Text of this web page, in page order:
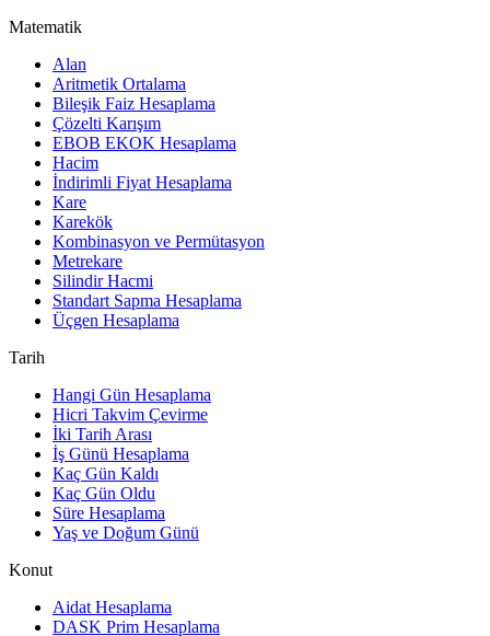
Matematik
Alan
Aritmetik Ortalama
Bileşik Faiz Hesaplama
Çözelti Karışım
EBOB EKOK Hesaplama
Hacim
İndirimli Fiyat Hesaplama
Kare
Karekök
Kombinasyon ve Permütasyon
Metrekare
Silindir Hacmi
Standart Sapma Hesaplama
Üçgen Hesaplama
Tarih
Hangi Gün Hesaplama
Hicri Takvim Çevirme
İki Tarih Arası
İş Günü Hesaplama
Kaç Gün Kaldı
Kaç Gün Oldu
Süre Hesaplama
Yaş ve Doğum Günü
Konut
Aidat Hesaplama
DASK Prim Hesaplama